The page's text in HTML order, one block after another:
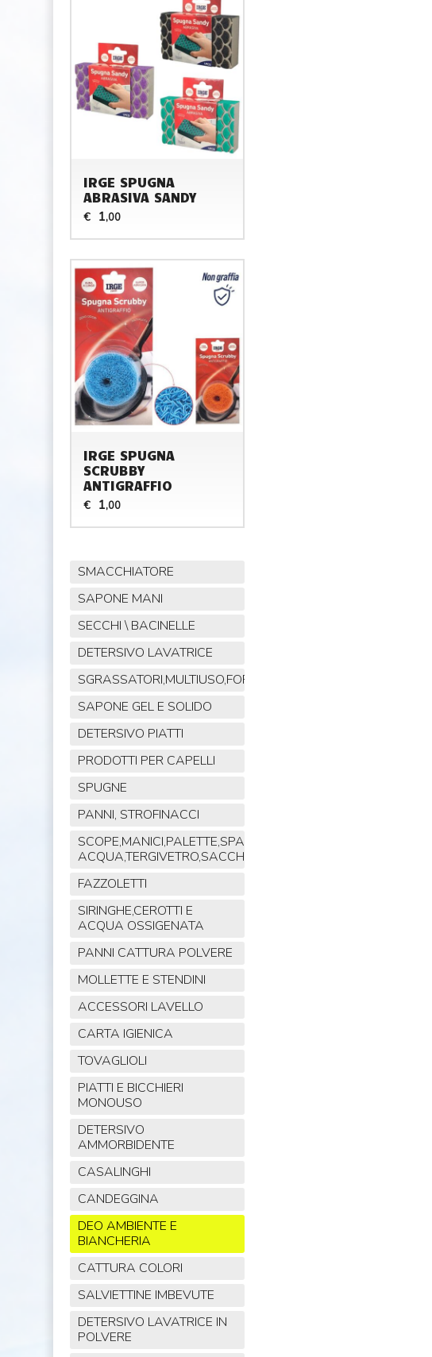
IRGE SPUGNA
ABRASIVA SANDY
€ 1,00
IRGE SPUGNA
SCRUBBY
ANTIGRAFFIO
€ 1,00
SMACCHIATORE
SAPONE MANI
SECCHI \ BACINELLE
DETERSIVO LAVATRICE
SGRASSATORI,MULTIUSO,FORNO,POLVERE,VETRI,AMMONIACA
SAPONE GEL E SOLIDO
DETERSIVO PIATTI
PRODOTTI PER CAPELLI
SPUGNE
PANNI, STROFINACCI
SCOPE,MANICI,PALETTE,SPAZZOLE,TIRA
ACQUA,TERGIVETRO,SACCHI,MOP
FAZZOLETTI
SIRINGHE,CEROTTI E
ACQUA OSSIGENATA
PANNI CATTURA POLVERE
MOLLETTE E STENDINI
ACCESSORI LAVELLO
CARTA IGIENICA
TOVAGLIOLI
PIATTI E BICCHIERI
MONOUSO
DETERSIVO
AMMORBIDENTE
CASALINGHI
CANDEGGINA
DEO AMBIENTE E
BIANCHERIA
CATTURA COLORI
SALVIETTINE IMBEVUTE
DETERSIVO LAVATRICE IN
POLVERE